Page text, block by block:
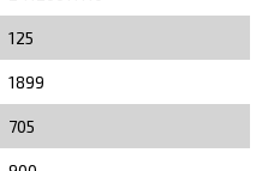
125
1899
705